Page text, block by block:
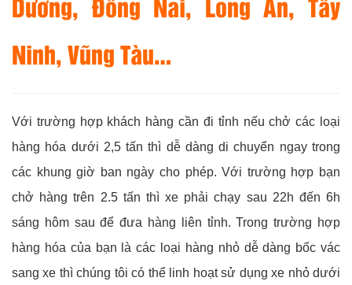
Ninh, Vũng Tàu…
Với trường hợp khách hàng cần đi tỉnh nếu chở các loại
hàng hóa dưới 2,5 tấn thì dễ dàng di chuyển ngay trong
các khung giờ ban ngày cho phép. Với trường hợp bạn
chở hàng trên 2.5 tấn thì xe phải chạy sau 22h đến 6h
sáng hôm sau để đưa hàng liên tỉnh. Trong trường hợp
hàng hóa của bạn là các loại hàng nhỏ dễ dàng bốc vác
sang xe thì chúng tôi có thể linh hoạt sử dụng xe nhỏ dưới